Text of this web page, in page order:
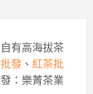
有高海拔茶
發、 紅茶批
：樂菁茶業